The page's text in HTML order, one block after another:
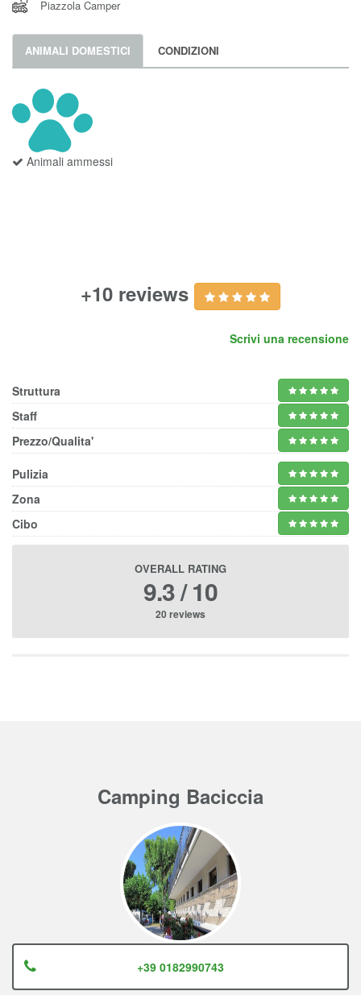
Piazzola Camper
ANIMALI DOMESTICI CONDIZIONI
Animali ammessi
+10 reviews
Scrivi una recensione
Struttura
Staff
Prezzo/Qualita'
Pulizia
Zona
Cibo
OVERALL RATING
9.3 / 10
20 reviews
Camping Baciccia
+39 0182990743